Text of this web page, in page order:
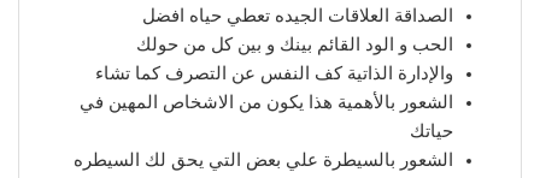
الصداقة العلاقات الجيده تعطي حياه افضل
الحب و الود القائم بينك و بين كل من حولك
والإدارة الذاتية كف النفس عن التصرف كما تشاء
الشعور بالأهمية هذا يكون من الاشخاص المهين في
حياتك
الشعور بالسيطرة علي بعض التي يحق لك السيطره